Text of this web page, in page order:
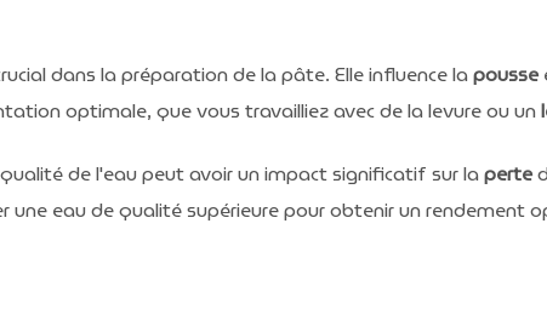
dans la préparation de la pâte. Elle influence lapousse
optimale, que vous travailliez avec de la levure ou un
de l'eau peut avoir un impact significatif sur laperte
une eau de qualité supérieure pour obtenir un rendement